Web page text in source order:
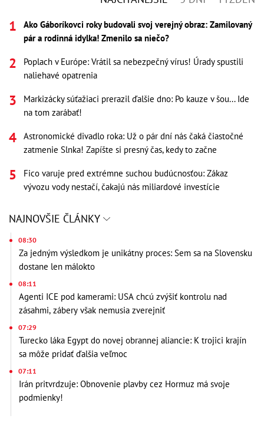
Ako Gáboríkovci roky budovali svoj verejný obraz: Zamilovaný
pár a rodinná idylka! Zmenilo sa niečo?
Poplach v Európe: Vrátil sa nebezpečný vírus! Úrady spustili
naliehavé opatrenia
Markizácky súťažiaci prerazil ďalšie dno: Po kauze v šou... Ide
na tom zarábať!
Astronomické divadlo roka: Už o pár dní nás čaká čiastočné
zatmenie Slnka! Zapíšte si presný čas, kedy to začne
Fico varuje pred extrémne suchou budúcnosťou: Zákaz
vývozu vody nestačí, čakajú nás miliardové investície
NAJNOVŠIE ČLÁNKY
08:30
Za jedným výsledkom je unikátny proces: Sem sa na Slovensku
dostane len málokto
08:11
Agenti ICE pod kamerami: USA chcú zvýšiť kontrolu nad
zásahmi, zábery však nemusia zverejniť
07:29
Turecko láka Egypt do novej obrannej aliancie: K trojici krajín
sa môže pridať ďalšia veľmoc
07:11
Irán pritvrdzuje: Obnovenie plavby cez Hormuz má svoje
podmienky!